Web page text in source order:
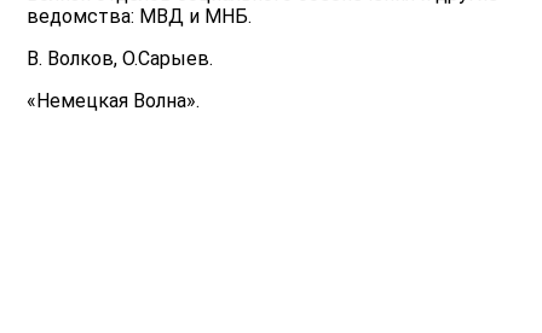
ведомства: МВД и МНБ.
В. Волков, О.Сарыев.
«Немецкая Волна».